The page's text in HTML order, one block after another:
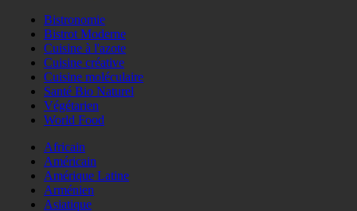
Bistronomie
Bistrot Moderne
Cuisine à l'azote
Cuisine créative
Cuisine moléculaire
Santé Bio Naturel
Végétarien
World Food
Africain
Américain
Amérique Latine
Arménien
Asiatique